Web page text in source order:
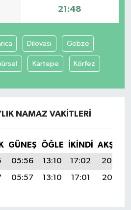
21:48
Dilovası Gebze
Kartepe Körfez
NAMAZ VAKITLERI
GÜNEŞ ÖĞLE İKINDI
AKŞAM
05:56 13:10 17:02
20:14
05:57 13:10 17:01 20:13